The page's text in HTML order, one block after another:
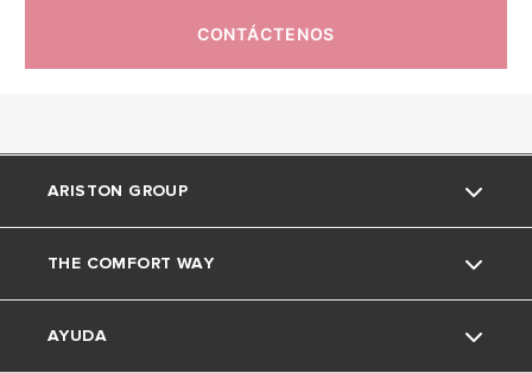
CONTÁCTENOS
ARISTON GROUP
La marca Ariston
El Grupo
THE COMFORT WAY
Glosario
AYUDA